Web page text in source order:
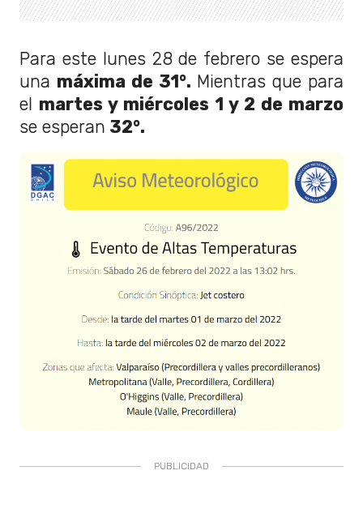
Para este lunes 28 de febrero se espera
una máxima de 31°. Mientras que para
el martes y miércoles 1 y 2 de marzo
se esperan 32°.